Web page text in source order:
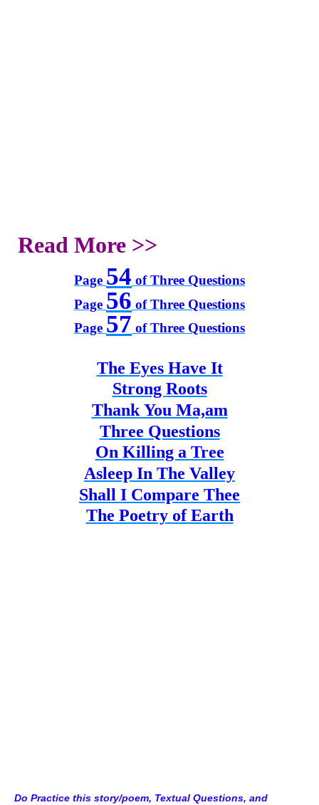
Read More >>
Page 54 of Three Questions
Page 56 of Three Questions
Page 57 of Three Questions
The Eyes Have It
Strong Roots
ThankYou Ma,am
Three Questions
On Killing a Tree
Asleep In The Valley
Shall I Compare Thee
The Poetry of Earth
Do Practice this story/poem, Textual Questions, and